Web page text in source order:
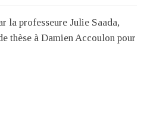
la professeure Julie Saada,
thèse à Damien Accoulon pour